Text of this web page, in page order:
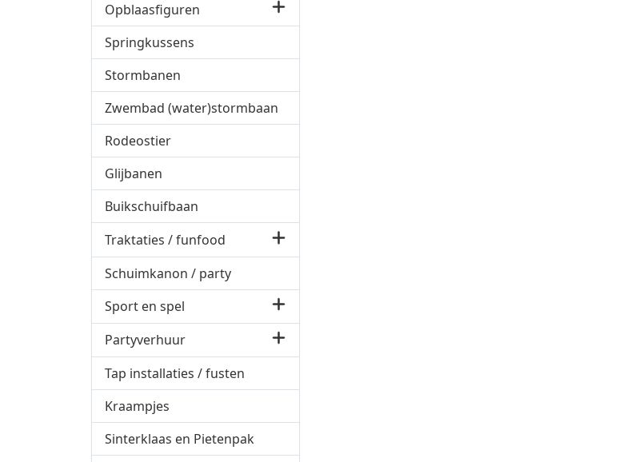
Opblaasfiguren
Springkussens
Stormbanen
Zwembad (water)stormbaan
Rodeostier
Glijbanen
Buikschuifbaan
Traktaties / funfood
Schuimkanon / party
Sport en spel
Partyverhuur
Tap installaties / fusten
Kraampjes
Sinterklaas en Pietenpak